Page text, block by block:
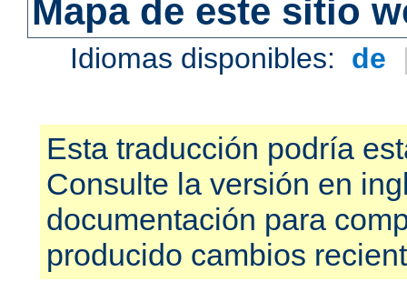
Mapa de este sitio
Idiomas disponibles: de
Esta traducción podría
Consulte la versión en
documentación para
producido cambios